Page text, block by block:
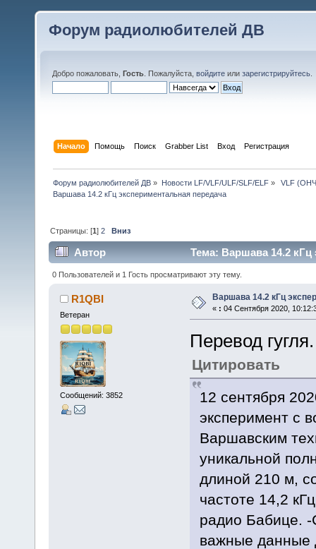
Форум радиолюбителей ДВ
Добро пожаловать, Гость . Пожалуйста, войдите или зарегистрируйтесь
Начало Помощь Поиск Grabber List Вход Регистрация
Форум радиолюбителей ДВ » Новости LF/VLF/ULF/SLF/ELF»
VLF (ОНЧ
Варшава 14.2 кГц экспериментальная передача
Страницы: [1]2 Вниз
Автор Тема: Варшава 14.2 кГц
0 Пользователей и 1 Гость просматривают эту тему.
R1QBI
Ветеран
Сообщений: 3852
Варшава 14.2 кГц
« : 04 Сентября 2020,
Перевод гугля.
Цитировать
12 сентября
эксперимент с
Варшавским
уникальной
длиной 210 ​​м,
частоте 14,2
радио Бабице. -
важные данные